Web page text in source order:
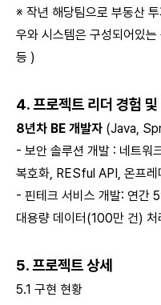
※ 작년 해당팀으로 부동산
우와 시스템은 구성되어있
등 )
4. 프로젝트 리더 경험 및
8년차 BE 개발자 (Java,
- 보안 솔루션 개발 : 네트워
복호화, RESful API, 온프레
- 핀테크 서비스 개발: 연간
대용량 데이터(100만 건)
5. 프로젝트 상세
5.1 구현 현황